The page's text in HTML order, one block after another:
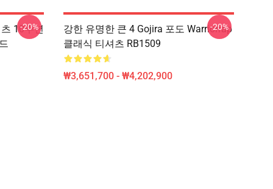
10주년
-20%
강한 유명한 큰 4 Gojira 포도 Warriorrap
클래식 티셔츠 RB1509
₩3,651,700 - ₩4,202,900
-20%